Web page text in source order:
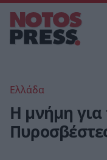
Ελλάδα
Η μνήμη για